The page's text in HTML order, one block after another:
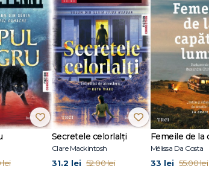
a înregistrat trei albume de studio și a
următorii doisprezece ani lucrând cu
care are loc la Reykjavík în fiecare
locuiește împreună cu partenerul și
lei
Secretele celorlalți
Clare Mackintosh
31.2 lei 52.00 lei
Mélissa Da Costa
33 lei 55.00 lei